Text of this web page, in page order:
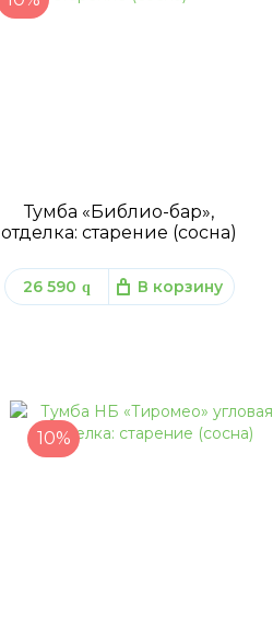
Тумба «Библио-бар»,
отделка: старение (сосна)
26 590 q В корзину
10%